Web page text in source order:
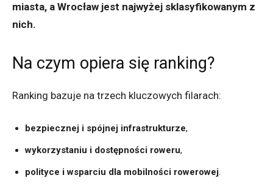
miasta, a Wrocław jest najwyżej sklasyfikowanym z
nich.
Na czym opiera się ranking?
Ranking bazuje na trzech kluczowych filarach:
bezpiecznej i spójnej infrastrukturze,
wykorzystaniu i dostępności roweru,
polityce i wsparciu dla mobilności rowerowej.